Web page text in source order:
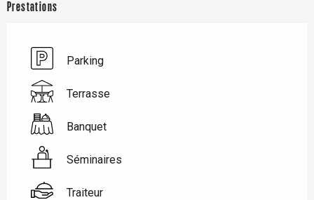
Prestations
Parking
Terrasse
Banquet
Séminaires
Traiteur